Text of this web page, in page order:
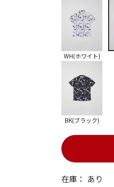
在庫： あり
WH(ホワイト)
BK(ブラック)